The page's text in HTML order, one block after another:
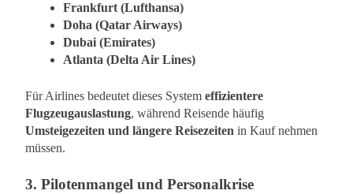
Frankfurt (Lufthansa)
Doha (Qatar Airways)
Dubai (Emirates)
Atlanta (Delta Air Lines)
Für Airlines bedeutet dieses System effizientere
Flugzeugauslastung, während Reisende häufig
Umsteigezeiten und längere Reisezeiten in Kauf nehmen
müssen.
3. Pilotenmangel und Personalkrise